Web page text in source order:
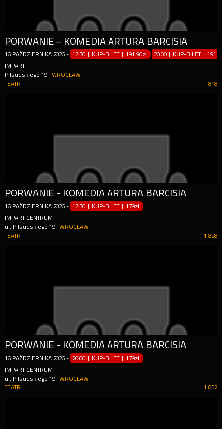
PORWANIE – KOMEDIA ARTURA BARCISIA
16 PAŹDZIERNIKA 2026 - 17:30 | KUP-BILET |191.90zł 20:00 | KUP-BILET |
IMPART
Piłsudskiego 19
WROCŁAW
818
TEATR
PORWANIE - KOMEDIA ARTURA BARCISIA
16 PAŹDZIERNIKA 2026 - 17:30 | KUP-BILET |179zł
IMPART CENTRUM
ul. Piłsudskiego 19
WROCŁAW
1 828
TEATR
PORWANIE - KOMEDIA ARTURA BARCISIA
16 PAŹDZIERNIKA 2026 - 20:00 | KUP-BILET |179zł
IMPART CENTRUM
ul. Piłsudskiego 19
WROCŁAW
1 852
TEATR